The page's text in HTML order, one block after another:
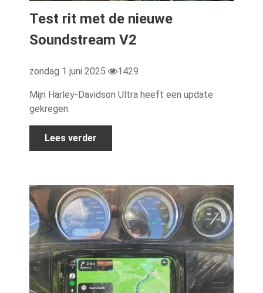
Test rit met de nieuwe
Soundstream V2
zondag 1 juni 2025 1429
Mijn Harley-Davidson Ultra heeft een update
gekregen.
Lees verder